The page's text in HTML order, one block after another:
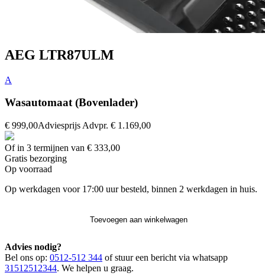
AEG LTR87ULM
A
Wasautomaat (Bovenlader)
€ 999,00Adviesprijs Advpr. € 1.169,00
Of in 3 termijnen van € 333,00
Gratis bezorging
Op voorraad
Op werkdagen voor 17:00 uur besteld, binnen 2 werkdagen in huis.
Toevoegen aan winkelwagen
Advies nodig?
Bel ons op: 0512-512 344 of stuur een bericht via whatsapp
31512512344. We helpen u graag.